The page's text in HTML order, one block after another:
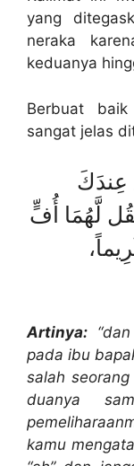
yang
neraka
keduanya
Berbuat
sangat jelas
عِندَكَ
تَقُل لَّهُمَا أُفٍّ
Artinya:
pada ibu
salah
duanya
kamu